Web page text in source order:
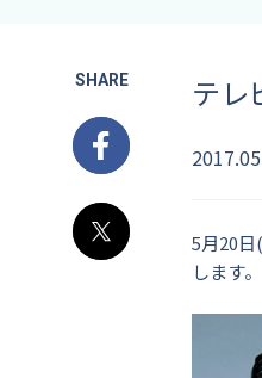
SHARE
Facebook
X
テレ
5月20日
します。